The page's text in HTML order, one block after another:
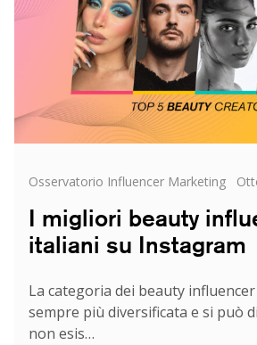
su
Instagram
Categorie
Osservatorio Influencer Marketing
I migliori beauty
italiani su Instagram
La categoria dei beauty
sempre più diversificata e si può
non esis…